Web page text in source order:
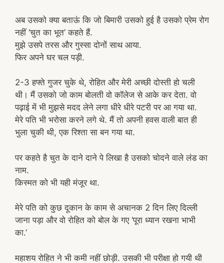
अब उसको क्या बताऊं कि जो बिमारी उसको हुई है उसको प्रेम रोग
नहीं ‘चुत का भूत’ कहते हैं.
मुझे उसपे तरस और गुस्सा दोनों साथ आया.
फिर अपने घर चल पड़ी.
2-3 हफ्ते गुजर चुके थे, रोहित और मेरी अच्छी दोस्ती हो चली
थी। मैं उसको जो काम बोलती वो कॉलेज से आके कर देता. वो
पढ़ाई में भी मुझसे मदद लेने लगा धीरे धीरे पटरी पर आ गया था.
मेरे पति भी भरोसा करने लगे थे. मैं तो अपनी हवस वाली बात ही
भुला चुकी थी, एक रिश्ता सा बन गया था.
पर कहते है चुत के दाने दाने पे लिखा है उसको चोदने वाले लंड का
नाम.
किस्मत को भी यही मंजूर था.
मेरे पति को कुछ दूकान के काम से अचानक 2 दिन लिए दिल्ली
जाना पड़ा और वो रोहित को बोल के गए ‘पूरा ध्यान रखना भाभी
का.’
महाशय रोहित ने भी कमी नहीं छोड़ी. उसकी भी परीक्षा हो गयी थी